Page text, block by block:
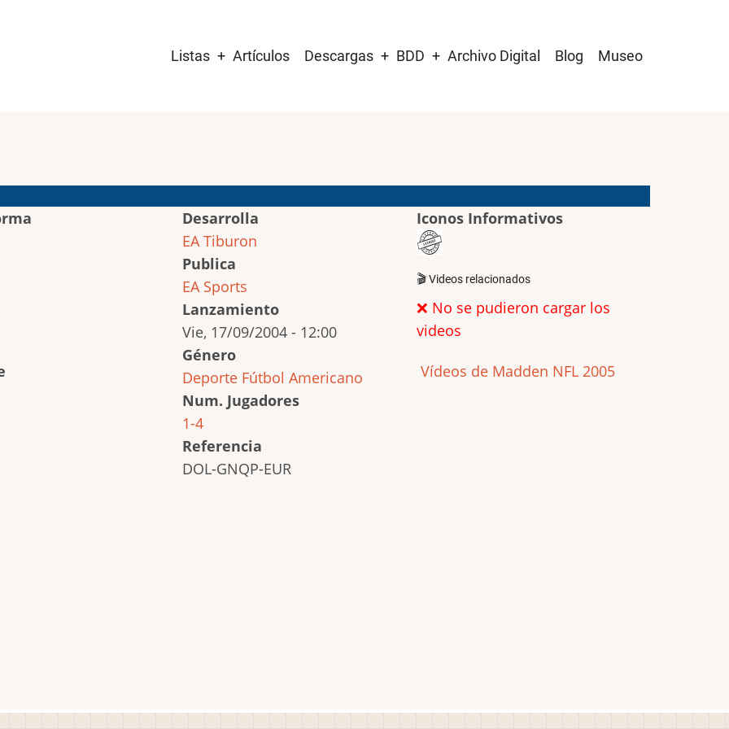
navigation
Listas Artículos Descargas BDD Archivo Digital Blog Museo
Desarrolla
EA Tiburon
Publica
EA Sports
Lanzamiento
Vie, 17/09/2004 - 12:00
Género
Deporte Fútbol Americano
Num. Jugadores
1-4
Referencia
DOL-GNQP-EUR
Iconos Informativos
🎬 Videos relacionados
❌ No se pudieron cargar los
videos
Vídeos de Madden NFL 2005